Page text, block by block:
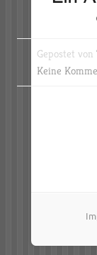
Gepostet von
Keine